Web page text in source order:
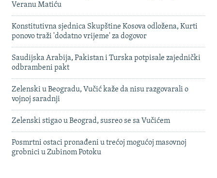
Veranu Matiću
Konstitutivna sjednica Skupštine Kosova odložena, Kurti
ponovo traži 'dodatno vrijeme' za dogovor
Saudijska Arabija, Pakistan i Turska potpisale zajednički
odbrambeni pakt
Zelenski u Beogradu, Vučić kaže da nisu razgovarali o
vojnoj saradnji
Zelenski stigao u Beograd, susreo se sa Vučićem
Posmrtni ostaci pronađeni u trećoj mogućoj masovnoj
grobnici u Zubinom Potoku